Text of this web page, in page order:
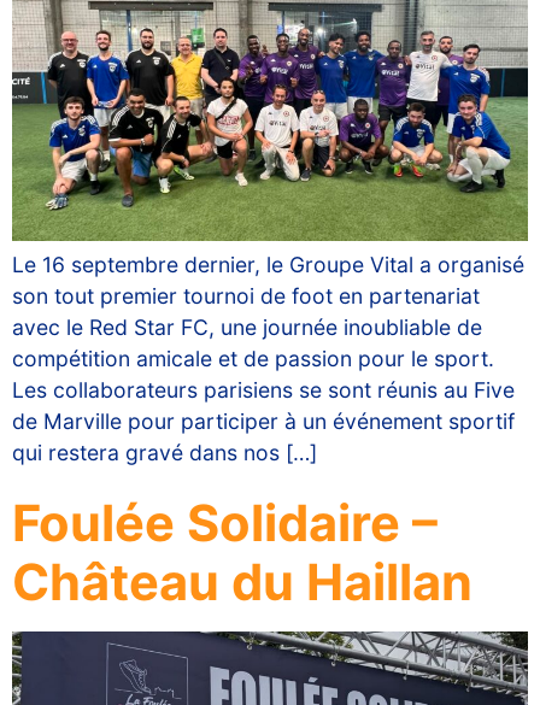
Le 16 septembre dernier, le Groupe Vital a organisé
son tout premier tournoi de foot en partenariat
avec le Red Star FC, une journée inoubliable de
compétition amicale et de passion pour le sport.
Les collaborateurs parisiens se sont réunis au Five
de Marville pour participer à un événement sportif
qui restera gravé dans nos […]
Foulée Solidaire –
Château du Haillan